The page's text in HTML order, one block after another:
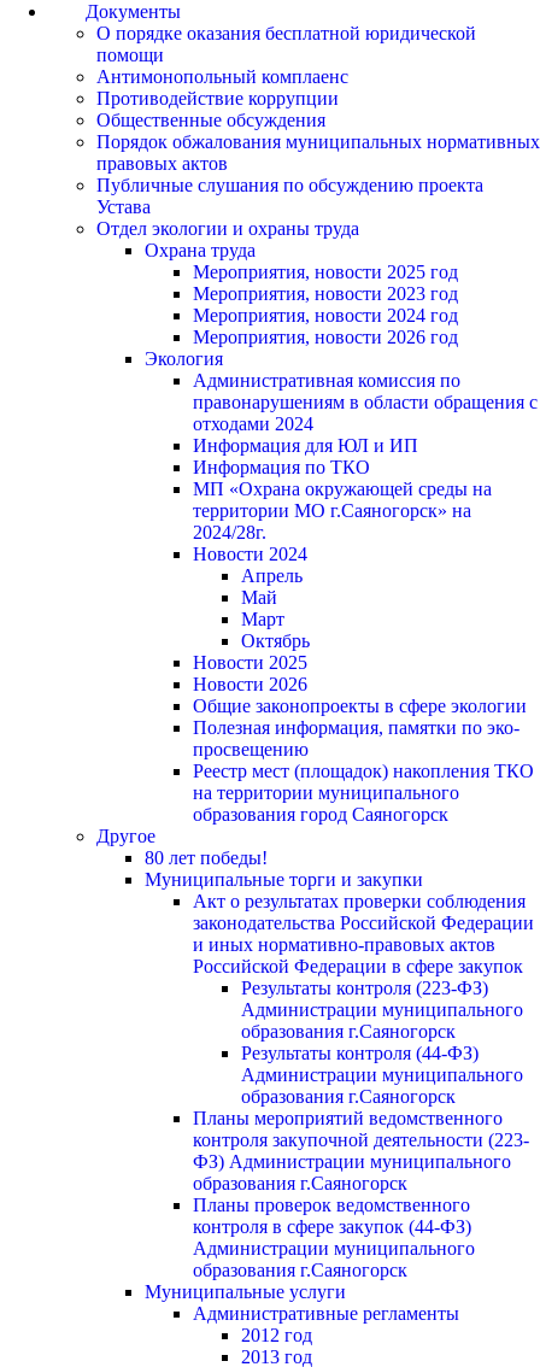
Документы
О порядке оказания бесплатной юридической
помощи
Антимонопольный комплаенс
Противодействие коррупции
Общественные обсуждения
Порядок обжалования муниципальных нормативных
правовых актов
Публичные слушания по обсуждению проекта
Устава
Отдел экологии и охраны труда
Охрана труда
Мероприятия, новости 2025 год
Мероприятия, новости 2023 год
Мероприятия, новости 2024 год
Мероприятия, новости 2026 год
Экология
Административная комиссия по
правонарушениям в области обращения с
отходами 2024
Информация для ЮЛ и ИП
Информация по ТКО
МП «Охрана окружающей среды на
территории МО г.Саяногорск» на
2024/28г.
Новости 2024
Апрель
Май
Март
Октябрь
Новости 2025
Новости 2026
Общие законопроекты в сфере экологии
Полезная информация, памятки по эко-
просвещению
Реестр мест (площадок) накопления ТКО
на территории муниципального
образования город Саяногорск
Другое
80 лет победы!
Муниципальные торги и закупки
Акт о результатах проверки соблюдения
законодательства Российской Федерации
и иных нормативно-правовых актов
Российской Федерации в сфере закупок
Результаты контроля (223-ФЗ)
Администрации муниципального
образования г.Саяногорск
Результаты контроля (44-ФЗ)
Администрации муниципального
образования г.Саяногорск
Планы мероприятий ведомственного
контроля закупочной деятельности (223-
ФЗ) Администрации муниципального
образования г.Саяногорск
Планы проверок ведомственного
контроля в сфере закупок (44-ФЗ)
Администрации муниципального
образования г.Саяногорск
Муниципальные услуги
Административные регламенты
2012 год
2013 год